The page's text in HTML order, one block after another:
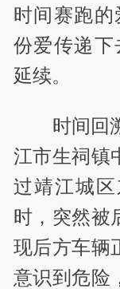
时间赛跑的
份爱传递下
延续。
时间回
江市生祠镇
过靖江城
时，突然被
现后方车辆
意识到危险